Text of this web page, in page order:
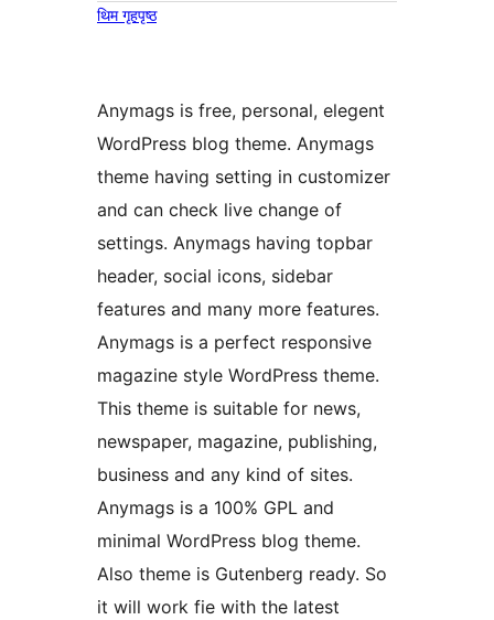
थिम गृहपृष्ठ
Anymags is free, personal, elegent
WordPress blog theme. Anymags
theme having setting in customizer
and can check live change of
settings. Anymags having topbar
header, social icons, sidebar
features and many more features.
Anymags is a perfect responsive
magazine style WordPress theme.
This theme is suitable for news,
newspaper, magazine, publishing,
business and any kind of sites.
Anymags is a 100% GPL and
minimal WordPress blog theme.
Also theme is Gutenberg ready. So
it will work fie with the latest